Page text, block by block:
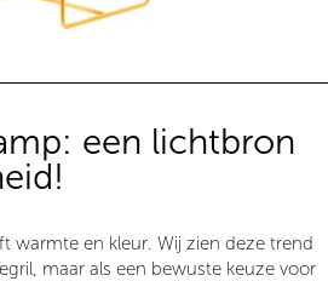
een lichtbron
warmte en kleur. Wij zien deze trend
maar als een bewuste keuze voor